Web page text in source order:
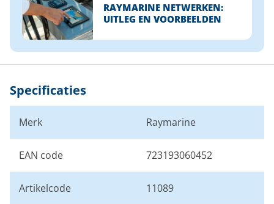
RAYMARINE NETWERKEN:
UITLEG EN VOORBEELDEN
Specificaties
Merk Raymarine
EAN code 723193060452
Artikelcode 11089